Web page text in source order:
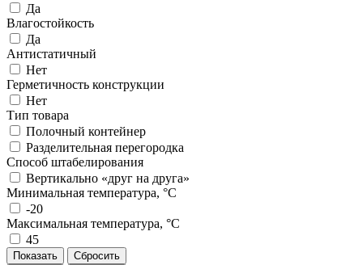
Да
Влагостойкость
Да
Антистатичный
Нет
Герметичность конструкции
Нет
Тип товара
Полочный контейнер
Разделительная перегородка
Способ штабелирования
Вертикально «друг на друга»
Минимальная температура, °C
-20
Максимальная температура, °C
45